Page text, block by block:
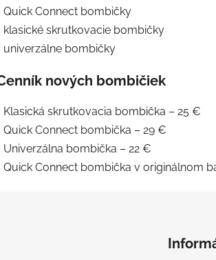
Quick Connect bombičky
klasické skrutkovacie bombičky
univerzálne bombičky
nových bombičiek
Klasická skrutkovacia bombička – 25 €
Quick Connect bombička – 29 €
Univerzálna bombička – 22 €
Quick Connect bombička v originálnom